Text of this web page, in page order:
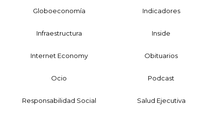
Globoeconomía Indicadores
Infraestructura Inside
Internet Economy Obituarios
Ocio Podcast
Responsabilidad Social Salud Ejecutiva